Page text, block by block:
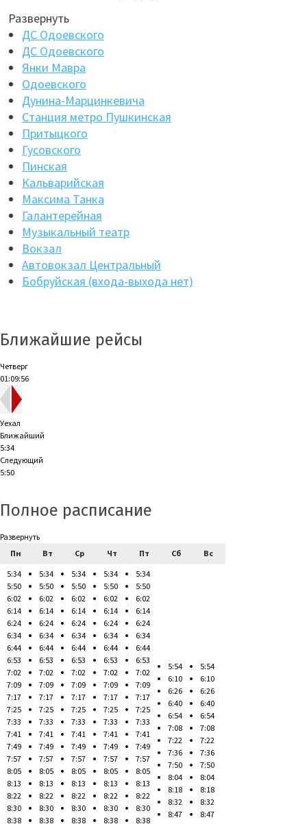
Развернуть
ДС Одоевского
ДС Одоевского
Янки Мавра
Одоевского
Дунина-Марцинкевича
Станция метро Пушкинская
Притыцкого
Гусовского
Пинская
Кальварийская
Максима Танка
Галантерейная
Музыкальный театр
Вокзал
Автовокзал Центральный
Бобруйская (входа-выхода нет)
Ближайшие рейсы
Четверг
01:09:57
Уехал
Ближайший
5:34
Следующий
5:50
Полное расписание
Развернуть
Пн
Вт Ср Чт Пт Сб
Вс
5:34
5:50
6:02
6:14
6:24
6:34
6:44
6:53
7:02
7:09
7:17
7:25
7:33
7:41
7:49
7:57
8:05
8:13
8:22
8:30
8:38
5:34
5:50
6:02
6:14
6:24
6:34
6:44
6:53
7:02
7:09
7:17
7:25
7:33
7:41
7:49
7:57
8:05
8:13
8:22
8:30
8:38
5:34
5:50
6:02
6:14
6:24
6:34
6:44
6:53
7:02
7:09
7:17
7:25
7:33
7:41
7:49
7:57
8:05
8:13
8:22
8:30
8:38
5:34
5:50
6:02
6:14
6:24
6:34
6:44
6:53
7:02
7:09
7:17
7:25
7:33
7:41
7:49
7:57
8:05
8:13
8:22
8:30
8:38
5:34
5:50
6:02
6:14
6:24
6:34
6:44
6:53
7:02
7:09
7:17
7:25
7:33
7:41
7:49
7:57
8:05
8:13
8:22
8:30
8:38
5:54
6:10
6:26
6:40
6:54
7:08
7:22
7:36
7:50
8:04
8:18
8:32
8:47
5:54
6:10
6:26
6:40
6:54
7:08
7:22
7:36
7:50
8:04
8:18
8:32
8:47